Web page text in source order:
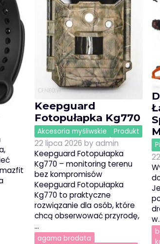
Keepguard
Fotopułapka Kg770
Akcesoria myśliwskie Produkt
22 lipca 2026 byadmin
Keepguard Fotopułapka
Kg770 – monitoring terenu
bez kompromisów
Keepguard Fotopułapka
Kg770 to praktyczne
rozwiązanie dla osób, które
chcą obserwować przyrodę,
…
agama brodata